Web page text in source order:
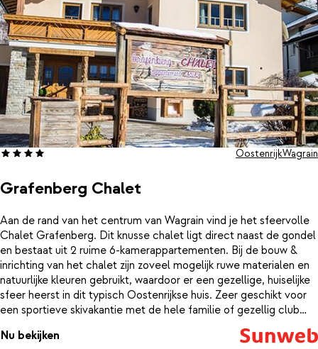
Grafenberg Chalet
OostenrijkWagrain
Aan de rand van het centrum van Wagrain vind je het sfeervolle
Chalet Grafenberg. Dit knusse chalet ligt direct naast de gondel
en bestaat uit 2 ruime 6-kamerappartementen. Bij de bouw &
inrichting van het chalet zijn zoveel mogelijk ruwe materialen en
natuurlijke kleuren gebruikt, waardoor er een gezellige, huiselijke
sfeer heerst in dit typisch Oostenrijkse huis. Zeer geschikt voor
een sportieve skivakantie met de hele familie of gezellig club
vrienden!Beide appartementen beschikken over een sfeervolle
woonkeuken en 5 aparte slaapkamers. Het 6-kamerappartement
Nu bekijken